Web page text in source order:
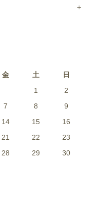
金 土
日
1
2
7 8
9
14 15
16
21 22
23
28 29
30